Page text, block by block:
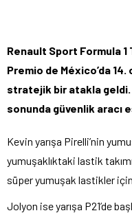
Renault Sport Formula 1
Premio de México’da
stratejik bir atakla geldi.
sonunda güvenlik aracı
Kevin yarışa Pirelli’nin
yumuşaklıktaki lastik
süper yumuşak lastikler için
Jolyon ise yarışa P21’de